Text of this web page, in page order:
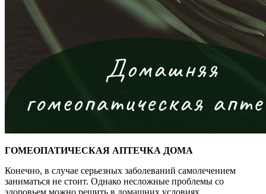
ГОМЕОПАТИЧЕСКАЯ АПТЕЧКА ДОМА
Конечно, в случае серьезных заболеваний самолечением
заниматься не стоит. Однако несложные проблемы со
здоровьем можно решить в домашних условиях.